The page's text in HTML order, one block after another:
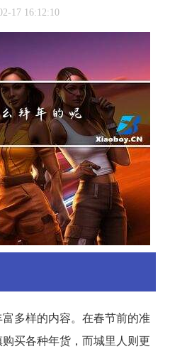
17 16:12:10
多样的内容。在春节前的准
买各种年货，而城里人则更